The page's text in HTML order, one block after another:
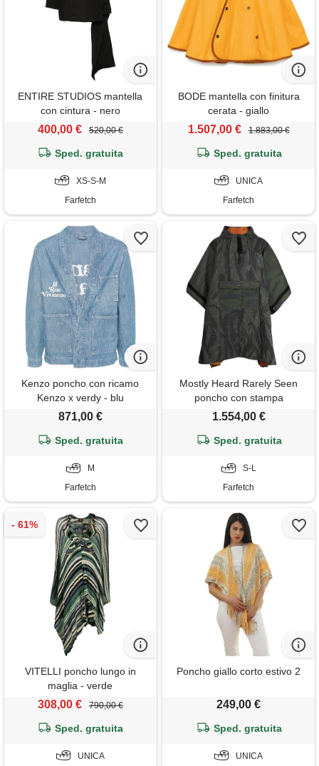
ENTIRE STUDIOS mantella
con cintura - nero
400,00 € 520,00 €
Sped. gratuita
XS-S-M
Farfetch
BODE mantella con finitura
cerata - giallo
1.507,00 € 1.883,00 €
Sped. gratuita
UNICA
Farfetch
Kenzo poncho con ricamo
Kenzo x verdy - blu
871,00 €
Sped. gratuita
M
Farfetch
Mostly Heard Rarely Seen
poncho con stampa
camouflage - verde
1.554,00 €
Sped. gratuita
S-L
Farfetch
VITELLI poncho lungo in
maglia - verde
308,00 € 790,00 €
Sped. gratuita
UNICA
Poncho giallo corto estivo 2
249,00 €
Sped. gratuita
UNICA